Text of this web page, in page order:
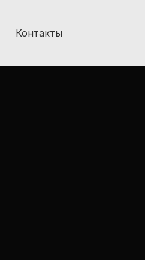
Контакты